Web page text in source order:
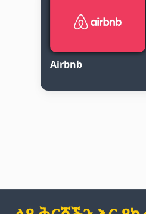
Airbnb